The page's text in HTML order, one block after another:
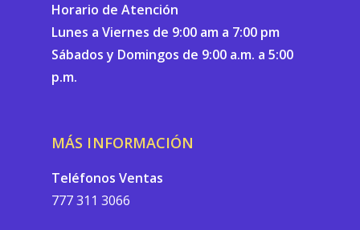
Horario de Atención
Lunes a Viernes de 9:00 am a 7:00 pm
Sábados y Domingos de 9:00 a.m. a 5:00
p.m.
MÁS INFORMACIÓN
Teléfonos Ventas
777 311 3066